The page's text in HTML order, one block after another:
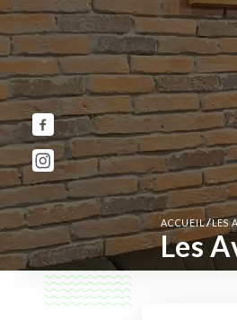
ACCUEIL/LES
Les